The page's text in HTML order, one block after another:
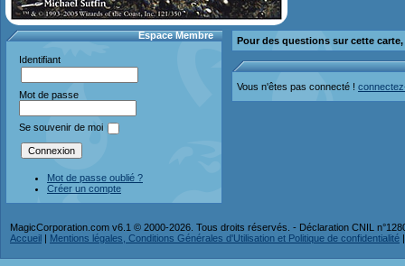
Espace Membre
Identifiant
Mot de passe
Se souvenir de moi
Mot de passe oublié ?
Créer un compte
Pour des questions sur cette
Vous n'êtes pas connecté !
MagicCorporation.com v6.1 © 2000-2026. Tous droits réservés. - Déclaration CNIL
Accueil | Mentions légales, Conditions Générales d'Utilisation et Politique de confidentialité